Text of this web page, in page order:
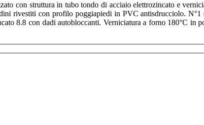
con struttura in tubo tondo di acciaio elettrozincato e
rivestiti con profilo poggiapiedi in PVC antisdrucciolo.
8.8 con dadi autobloccanti. Verniciatura a forno 180°C in